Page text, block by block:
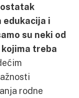
edukacija i
su neki od
treba
rodne